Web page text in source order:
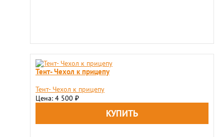
Тент- Чехол к прицепу
Тент- Чехол к прицепу
Цена: 4 500 ₽